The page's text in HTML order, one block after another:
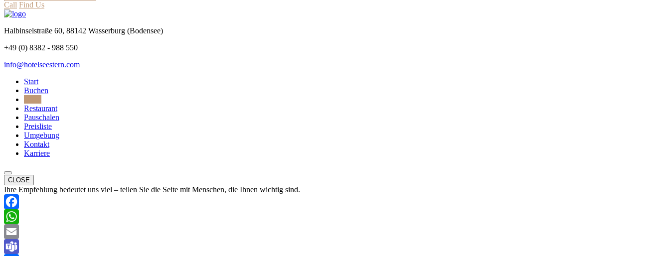
Call Find Us
Halbinselstraße 60, 88142 Wasserburg (Bodensee)
+49 (0) 8382 - 988 550
info@hotelseestern.com
Start
Buchen
Restaurant
Pauschalen
Preisliste
Umgebung
Kontakt
Karriere
CLOSE
Ihre Empfehlung bedeutet uns viel – teilen Sie die Seite mit Menschen, die Ihnen wichtig sind.
Facebook
WhatsApp
Email